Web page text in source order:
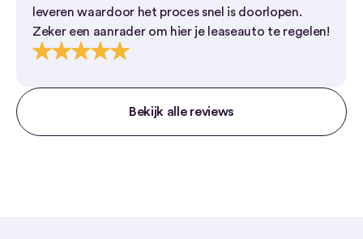
Bekijk alle reviews
leveren waardoor het proces snel is doorlopen.
Zeker een aanrader om hier je leaseauto te regelen!